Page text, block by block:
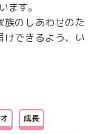
ます。
族のしあわせのた
けできるよう、い
成長